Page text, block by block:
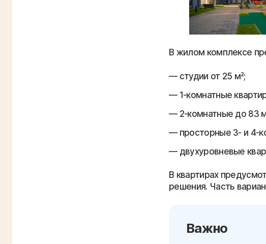
В жилом комплексе
студии от 25 м²;
1-комнатные
2-комнатные до 83
просторные 3- и 4-
двухуровневые
В квартирах
решения. Часть
Важно